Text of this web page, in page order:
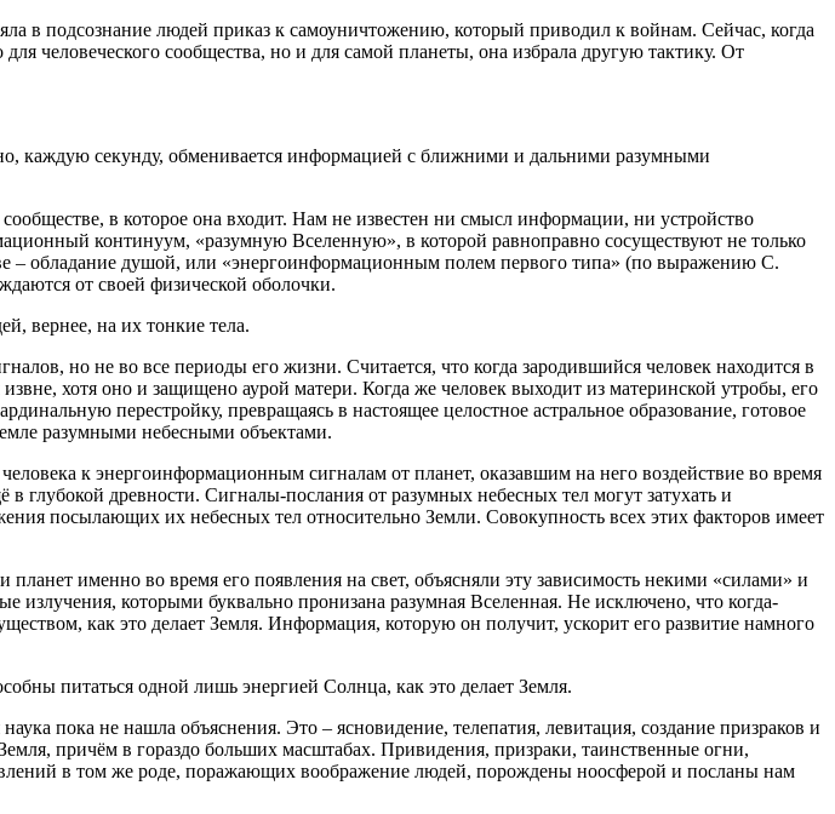
в подсознание людей приказ к самоуничтожению, который приводил к войнам. Сейчас, когда
человеческого сообщества, но и для самой планеты, она избрала другую тактику. От
каждую секунду, обменивается информацией с ближними и дальними разумными
в которое она входит. Нам не известен ни смысл информации, ни устройство
континуум, «разумную Вселенную», в которой равноправно сосуществуют не только
– обладание душой, или «энергоинформационным полем первого типа» (по выражению С.
от своей физической оболочки.
вернее, на их тонкие тела.
но не во все периоды его жизни. Считается, что когда зародившийся человек находится в
хотя оно и защищено аурой матери. Когда же человек выходит из материнской утробы, его
перестройку, превращаясь в настоящее целостное астральное образование, готовое
разумными небесными объектами.
к энергоинформационным сигналам от планет, оказавшим на него воздействие во время
глубокой древности. Сигналы-послания от разумных небесных тел могут затухать и
посылающих их небесных тел относительно Земли. Совокупность всех этих факторов имеет
именно во время его появления на свет, объясняли эту зависимость некими «силами» и
которыми буквально пронизана разумная Вселенная. Не исключено, что когда-
как это делает Земля. Информация, которую он получит, ускорит его развитие намного
питаться одной лишь энергией Солнца, как это делает Земля.
пока не нашла объяснения. Это – ясновидение, телепатия, левитация, создание призраков и
причём в гораздо больших масштабах. Привидения, призраки, таинственные огни,
в том же роде, поражающих воображение людей, порождены ноосферой и посланы нам